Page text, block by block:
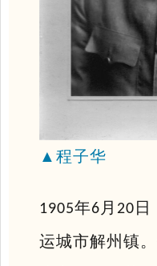
▲ 程子华
1905年6 月 20
运城市解州镇